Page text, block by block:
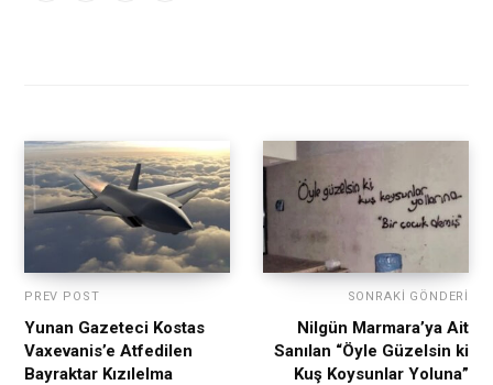
PREV POST
Yunan Gazeteci Kostas
Vaxevanis’e Atfedilen
Bayraktar Kızılelma
SONRAKI GÖNDERI
Nilgün Marmara’ya Ait
Sanılan “Öyle Güzelsin ki
Kuş Koysunlar Yoluna”